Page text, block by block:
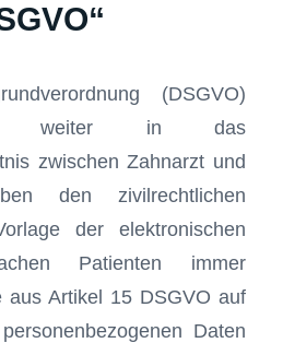
(DSGVO)
weiter in das
zwischen Zahnarzt und
den zivilrechtlichen
der elektronischen
Patienten immer
aus Artikel 15 DSGVO auf
Daten